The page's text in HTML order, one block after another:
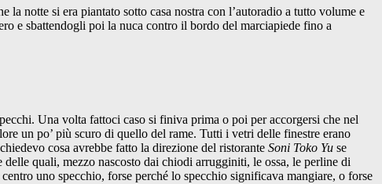
notte si era piantato sotto casa nostra con l’autoradio a tutto volume e
e sbattendogli poi la nuca contro il bordo del marciapiede fino a
Una volta fattoci caso si finiva prima o poi per accorgersi che nel
un po’ più scuro di quello del rame. Tutti i vetri delle finestre erano
cosa avrebbe fatto la direzione del ristorante Soni Toko Yu se
quali, mezzo nascosto dai chiodi arrugginiti, le ossa, le perline di
uno specchio, forse perché lo specchio significava mangiare, o forse